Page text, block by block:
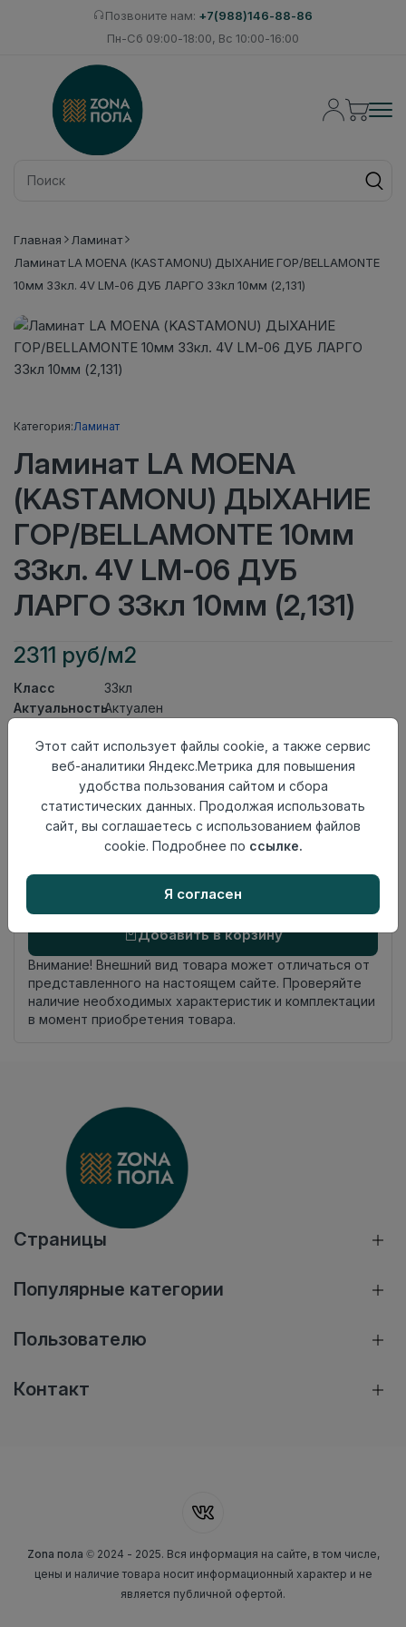
Позвоните нам: +7(988)146-88-86
Пн-Сб 09:00-18:00, Вс 10:00-16:00
Главная
Ламинат
Ламинат LA MOENA (KASTAMONU) ДЫХАНИЕ ГОР/BELLAMONTE
10мм 33кл. 4V LM-06 ДУБ ЛАРГО 33кл 10мм (2,131)
Категория:Ламинат
Ламинат LA MOENA
(KASTAMONU) ДЫХАНИЕ
ГОР/BELLAMONTE 10мм
33кл. 4V LM-06 ДУБ
ЛАРГО 33кл 10мм (2,131)
2311 руб/м2
Класс
33кл
АктуальностьАктуален
Размер
доски
1380×193мм
Теплый пол
до +27 градусов
Фаска
4V
Замок
UniClick
Добавить в корзину
Внимание! Внешний вид товара может отличаться от
представленного на настоящем сайте. Проверяйте
наличие необходимых характеристик и комплектации
в момент приобретения товара.
Страницы
Популярные категории
Пользователю
Контакт
Zona пола © 2024 - 2025. Вся информация на сайте, в том числе,
цены и наличие товара носит информационный характер и не
является публичной офертой.
Этот сайт использует файлы cookie, а также сервис
веб-аналитики Яндекс.Метрика для повышения
удобства пользования сайтом и сбора
статистических данных. Продолжая использовать
сайт, вы соглашаетесь с использованием файлов
cookie. Подробнее по ссылке.
Я согласен